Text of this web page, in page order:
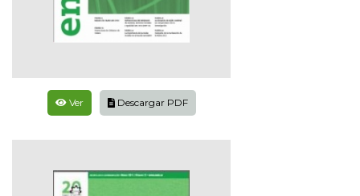
Ver Descargar PDF